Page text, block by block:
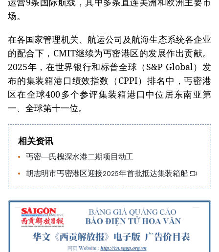
场。
在各国家管理机关、航运公司及航海生态系统各企业
的配合下，CMIT继续为丐密港区的发展作出贡献。
2025年，在世界银行和标普全球（S&P Global）发
布的集装箱港口绩效指数（CPPI）排名中，丐密港
区在全球400多个参评集装箱港口中位居东南亚第
一、全球第十一位。
相关资讯
丐密—氏槐深水港二期项目动工
胡志明市丐密港区迎接2026年首批抵达集装箱船